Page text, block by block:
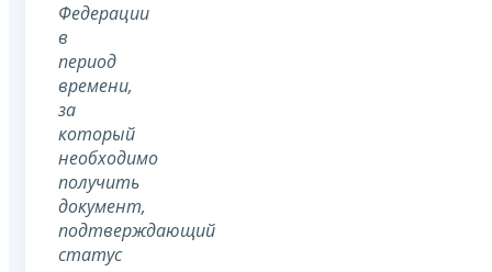
Федерации
в
период
времени,
за
который
необходимо
получить
документ,
подтверждающий
статус